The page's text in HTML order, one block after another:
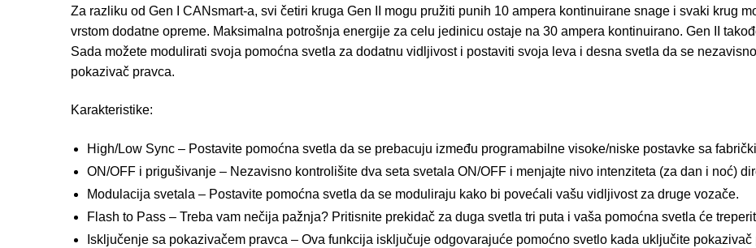
Za razliku od Gen I CANsmart-a, svi četiri kruga Gen II mogu pružiti punih 10 ampera kontinuirane snage i svaki krug
vrstom dodatne opreme. Maksimalna potrošnja energije za celu jedinicu ostaje na 30 ampera kontinuirano. Gen II
Sada možete modulirati svoja pomoćna svetla za dodatnu vidljivost i postaviti svoja leva i desna svetla da se
pokazivač pravca.
Karakteristike:
High/Low Sync – Postavite pomoćna svetla da se prebacuju između programabilne visoke/niske postavke sa
ON/OFF i prigušivanje – Nezavisno kontrolišite dva seta svetala ON/OFF i menjajte nivo intenziteta (za dan i noć)
Modulacija svetala – Postavite pomoćna svetla da se moduliraju kako bi povećali vašu vidljivost za druge vozače.
Flash to Pass – Treba vam nečija pažnja? Pritisnite prekidač za duga svetla tri puta i vaša pomoćna svetla će
Isključenje sa pokazivačem pravca – Ova funkcija isključuje odgovarajuće pomoćno svetlo kada uključite